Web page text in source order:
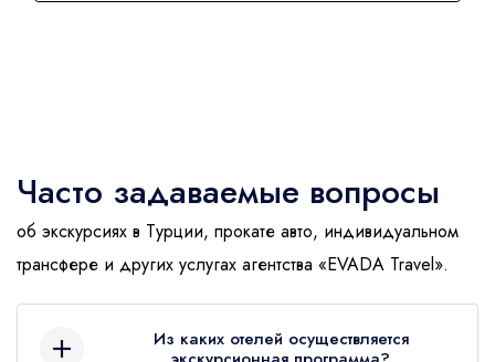
Часто задаваемые вопросы
об экскурсиях в Турции, прокате авто, индивидуальном
трансфере и других услугах агентства «EVADA Travel».
Из каких отелей осуществляется